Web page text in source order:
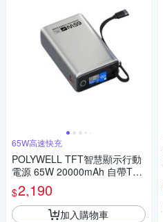
65W高速快充
POLYWELL TFT智慧顯示行動
電源 65W 20000mAh 自帶Typ
e-C線 A+C孔
$2,190
加入購物車